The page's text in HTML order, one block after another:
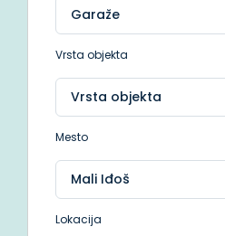
Vrsta objekta
Mesto
Lokacija